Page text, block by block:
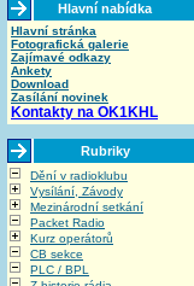
Hlavní nabídka
Hlavní stránka
Fotografická galerie
Zajímavé odkazy
Ankety
Download
Zasílání novinek
Kontakty na OK1KHL
Rubriky
Dění v radioklubu
Vysílání, Závody
Mezinárodní setkání
Packet Radio
Kurz operátorů
CB sekce
PLC / BPL